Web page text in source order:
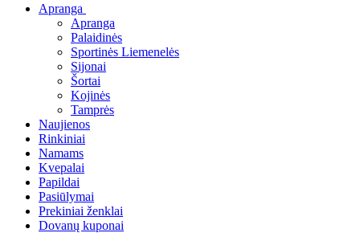
Apranga
Apranga
Palaidinės
Sportinės Liemenelės
Sijonai
Šortai
Kojinės
Tamprės
Naujienos
Rinkiniai
Namams
Kvepalai
Papildai
Pasiūlymai
Prekiniai ženklai
Dovanų kuponai